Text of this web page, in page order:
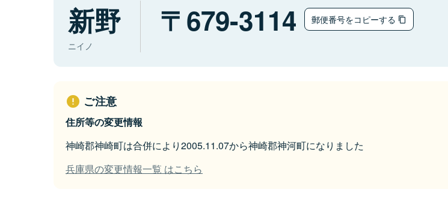
新野
ニイノ
679-3114 郵便番号をコピーする
ご注意
住所等の変更情報
神崎郡神崎町は合併により2005.11.07から神崎郡神河町になりました
兵庫県の変更情報一覧 はこちら